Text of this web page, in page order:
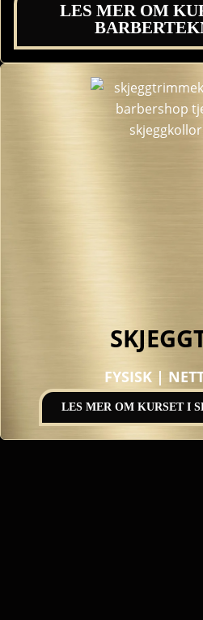
LES MER OM
FYSISK |
LES MER OM KURSET I